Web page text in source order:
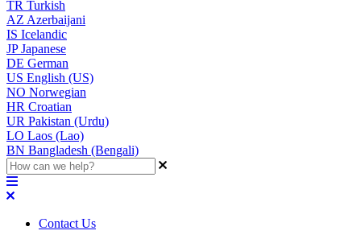
TR Turkish
AZ Azerbaijani
IS Icelandic
JPJapanese
DE German
US English (US)
NO Norwegian
HR Croatian
UR Pakistan (Urdu)
LO Laos (Lao)
BN Bangladesh (Bengali)
Contact Us